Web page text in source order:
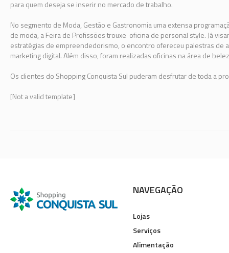
para quem deseja se inserir no mercado de trabalho.
No segmento de Moda, Gestão e Gastronomia uma extensa
de moda, a Feira de Profissões trouxe oficina de personal style. Já
estratégias de empreendedorismo, o encontro ofereceu palestras de
marketing digital. Além disso, foram realizadas oficinas na área de
Os clientes do Shopping Conquista Sul puderam desfrutar de toda a
[Not a valid template]
NAVEGAÇÃO
Lojas
Serviços
Alimentação